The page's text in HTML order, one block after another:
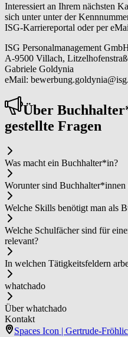
Interessiert an Ihrem nächsten
sich unter unter der
ISG-Karriereportal oder per
ISG Personalmanagement
A-9500 Villach,
Gabriele Goldynia
eMail:
Über
gestellte Fragen
Was macht ein Buch­hal­ter*in?
Worunter sind Buch­hal­ter*in­nen
Welche Skills benötigt man als
Welche Schulfächer sind für
relevant?
In welchen Tätigkeitsfeldern
whatchado
Über whatchado
Kontakt
Spaces Icon | Gertrude-